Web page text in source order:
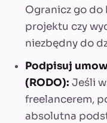
Ogranicz go
projektu czy
niezbędny do
Podpisuj
(RODO): Jeśli
freelancerem,
absolutna